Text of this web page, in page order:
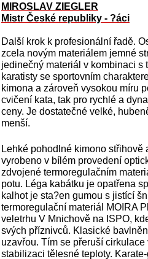
MIROSLAV ZIEGLER
Mistr České republiky - ?áci
Další krok k profesionální řadě.
zcela novým materiálem jemné
jedinečný materiál v kombinaci s
karatisty se sportovním
kimona a zároveň vysokou míru
cvičení kata, tak pro rychlé a
ceny. Je dostatečné velké,
menší.
Lehké pohodlné kimono střihově
vyrobeno v bílém provedení
zdvojené termoregulačním
potu. Léga kabátku je opatřena
kalhot je sta?en gumou s jistící
termoregulační materiál MOIRA
veletrhu V Mnichově na ISPO,
svých příznivců. Klasické
uzavřou. Tím se přeruší
stabilizaci tělesné teploty.